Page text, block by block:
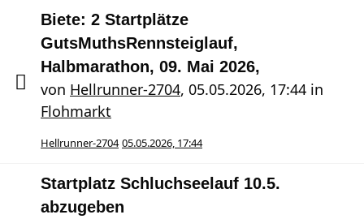
Biete: 2 Startplätze
GutsMuthsRennsteiglauf,
Halbmarathon, 09. Mai 2026,
von Hellrunner-2704, 05.05.2026, 17:44 in
Flohmarkt
Hellrunner-2704 05.05.2026, 17:44
Startplatz Schluchseelauf 10.5.
abzugeben